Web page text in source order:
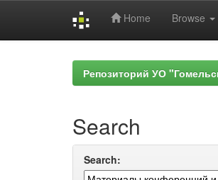
Home Browse
Репозиторий УО
Search
Search: